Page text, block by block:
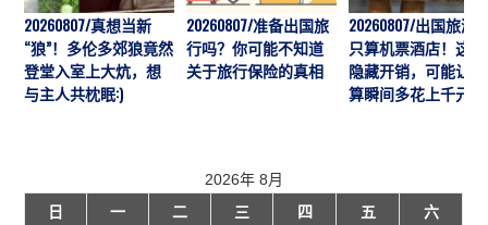
20260807/真想当新
“狼”！多伦多郊狼竟然
登堂入室上大炕，想
与主人共枕眠:)
20260807/准备出国旅
行吗？你可能不知道
关于旅行保险的真相
20260807/出国旅游
只算机票酒店！这7
隐藏开销，可能让预
算瞬间多花上千元
2026年 8月
日
一 二 三 四 五 六